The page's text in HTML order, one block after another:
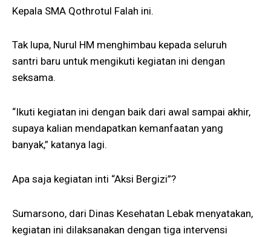
Kepala SMA Qothrotul Falah ini.
Tak lupa, Nurul HM menghimbau kepada seluruh
santri baru untuk mengikuti kegiatan ini dengan
seksama.
“Ikuti kegiatan ini dengan baik dari awal sampai akhir,
supaya kalian mendapatkan kemanfaatan yang
banyak,” katanya lagi.
Apa saja kegiatan inti “Aksi Bergizi”?
Sumarsono, dari Dinas Kesehatan Lebak menyatakan,
kegiatan ini dilaksanakan dengan tiga intervensi